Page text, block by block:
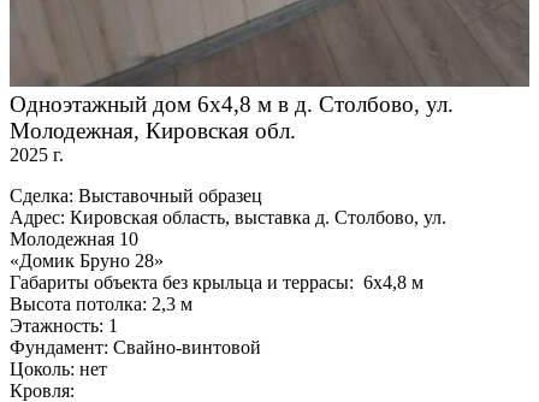
Одноэтажный дом 6х4,8 м в д. Столбово, ул.
Молодежная, Кировская обл.
2025 г.
Сделка: Выставочный образец
Адрес: Кировская область, выставка д. Столбово, ул.
Молодежная 10
«Домик Бруно 28»
Габариты объекта без крыльца и террасы: 6х4,8 м
Высота потолка: 2,3 м
Этажность: 1
Фундамент: Свайно-винтовой
Цоколь: нет
Кровля: